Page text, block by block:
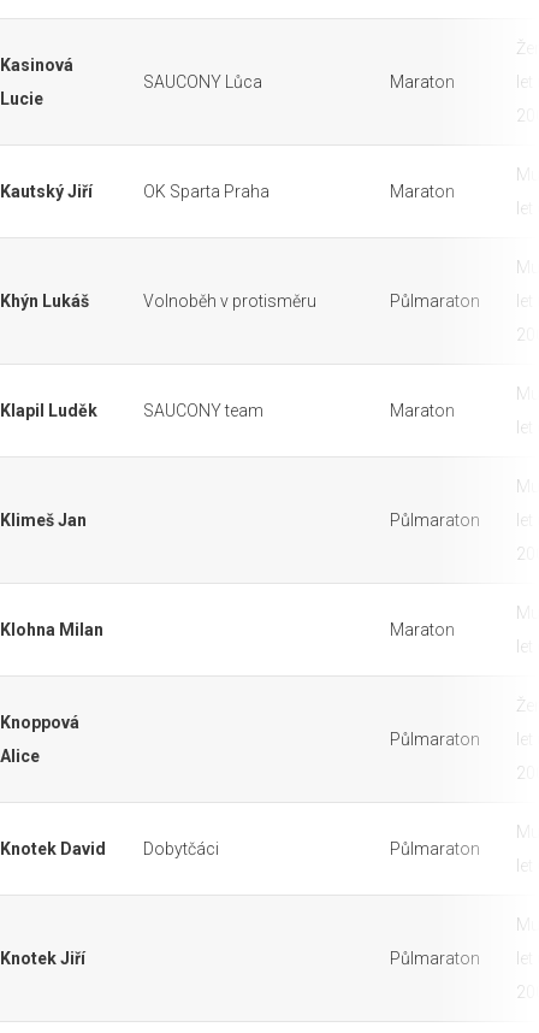
Kasinová
Lucie
SAUCONY Lůca Maraton
Kautský Jiří OK Sparta Praha Maraton
Khýn Lukáš Volnoběh v protisměru Půlmaraton
Klapil Luděk SAUCONY team Maraton
Klimeš Jan Půlmaraton
Klohna Milan Maraton
Knoppová
Alice
Půlmaraton
Knotek David Dobytčáci Půlmaraton
Knotek Jiří Půlmaraton